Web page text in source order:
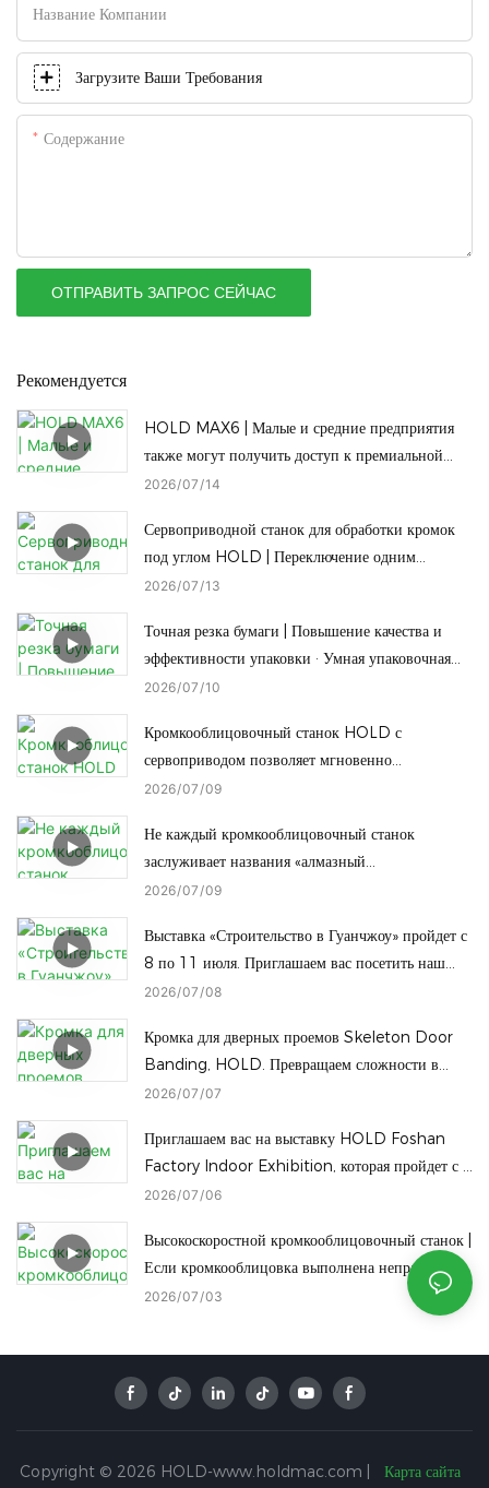
Название Компании
Загрузите Ваши Требования
Содержание
ОТПРАВИТЬ ЗАПРОС СЕЙЧАС
Рекомендуется
HOLD MAX6 | Малые и средние предприятия
также могут получить доступ к премиальной
производственной линии MAX6.
2026 07 14
Сервоприводной станок для обработки кромок
под углом HOLD | Переключение одним
нажатием кнопки между полной обработкой
под наклоном
2026 07 13
Точная резка бумаги | Повышение качества и
эффективности упаковки · Умная упаковочная
машина HOLD
2026 07 10
Кромкооблицовочный станок HOLD с
сервоприводом позволяет мгновенно
переключаться одним нажатием кнопки для
сокращает время простоя.
2026 07 09
Не каждый кромкооблицовочный станок
заслуживает названия «алмазный
кромкооблицовочный станок», и не каждый
на радиусную кромку одним касанием.
2026 07 09
Выставка «Строительство в Гуанчжоу» пройдет с
8 по 11 июля. Приглашаем вас посетить наш
завод.
2026 07 08
Кромка для дверных проемов Skeleton Door
Banding, HOLD. Превращаем сложности в
успех.
2026 07 07
Приглашаем вас на выставку HOLD Foshan
Factory Indoor Exhibition, которая пройдет с 8
по 11 июля! На выставке вы сможете
деревообрабатывающего оборудования.
2026 07 06
Высокоскоростной кромкооблицовочный станок |
Если кромкооблицовка выполнена неправильно,
даже самые лучшие панели окажутся
2026 07 03
Copyright © 2026 HOLD-www.holdmac.com | Карта сайта